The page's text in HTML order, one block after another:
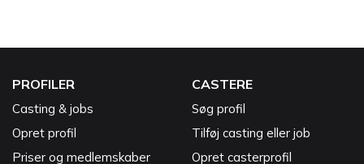
PROFILER
Casting & jobs
Opret profil
Priser og medlemskaber
CASTERE
Søg profil
Tilføj casting eller job
Opret casterprofil